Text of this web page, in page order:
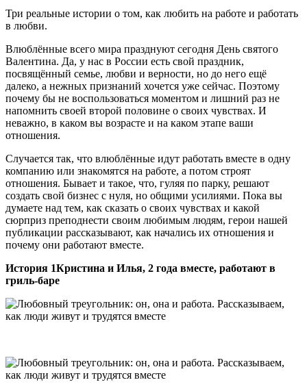
Три реальные истории о том, как любить на работе и работать
в любви.
Влюблённые всего мира празднуют сегодня День святого
Валентина. Да, у нас в России есть свой праздник,
посвящённый семье, любви и верности, но до него ещё
далеко, а нежных признаний хочется уже сейчас. Поэтому
почему бы не воспользоваться моментом и лишний раз не
напомнить своей второй половине о своих чувствах. И
неважно, в каком вы возрасте и на каком этапе ваши
отношения.
Случается так, что влюблённые идут работать вместе в одну
компанию или знакомятся на работе, а потом строят
отношения. Бывает и такое, что, гуляя по парку, решают
создать свой бизнес с нуля, но общими усилиями. Пока вы
думаете над тем, как сказать о своих чувствах и какой
сюрприз преподнести своим любимым людям, герои нашей
публикации рассказывают, как начались их отношения и
почему они работают вместе.
История 1Кристина и Илья, 2 года вместе, работают в
гриль-баре